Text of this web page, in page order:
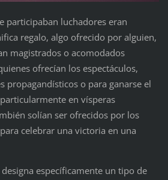
participaban luchadores eran
regalo, algo ofrecido por alguien,
magistrados o acomodados
ofrecían los espectáculos,
propagandísticos o para ganarse el
en vísperas
solían ser ofrecidos por los
celebrar una victoria en una
específicamente un tipo de